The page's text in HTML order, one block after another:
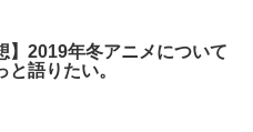
】2019年冬アニメについて
と語りたい。